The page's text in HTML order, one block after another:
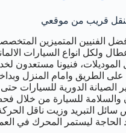
قريب من موقعي
الفنيين المتميزين
ولكل انواع السيارات
الموديلات، فنيونا مستعدون
ساعة على الطريق وامام المنزل
الصيانة الدورية للسيارات
والسلامة للسيارة من خلال
التبريد وزيت ناقل
الحاجة ليستمر المحرك في